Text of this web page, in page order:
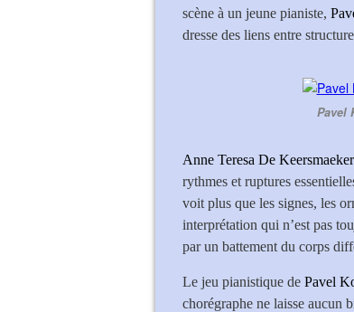
scène à un jeune pianiste,
dresse des liens entre
Pavel
Anne Teresa De Keersmaeker
rythmes et ruptures
voit plus que les signes, les
interprétation qui n’est pas
par un battement du corps
Le jeu pianistique de Pavel
chorégraphe ne laisse aucun